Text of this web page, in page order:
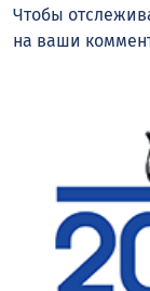
Чтобы
на ваши